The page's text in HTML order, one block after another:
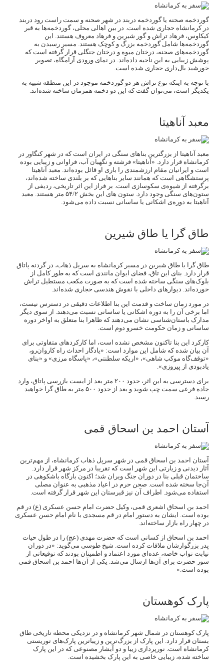
گوردخمه صحنه یا گوردخمه دربند در شهر صحنه و سمت راست رود دربند
در کرمانشاه حجاری شده است. در بین اهالی محلی، گوردخمه‌ها به قبر
کیکاوس، فرهاد تراش و گور شیرین و فرهاد معروف هستند. این
گوردخمه‌ها شامل گوردخمه بزرگ و کوچک هستند. مسیر رسیدن به
گوردخمه‌های صحنه، درختان میوه و درختان جنگلی قرار گرفته است که
پوشش زیبایی به این ناحیه داده‌اند. در نمای ورودی آرامگاه، تصویر
خورشید بال‌داری حجاری شده است.
با توجه به اینکه نوع تراش هر دو گوردخمه موجود در این منطقه شبیه به
یکدیگر است، می‌توان گفت که این دو دخمه همزمان ساخته شده‌اند.
معبد آناهیتا
معبد آناهیتا از بزرگترین بناهای سنگی در ایران است که در شهر کنگاور در
کرمانشاه قرار دارد. «آناهیتا» فرشته و نگهبان آب، فراوانی و زیبایی بوده
است و ایرانیان مقام ارزشمندی را باری او قائل بوده‌اند. معبد آناهیتا
پرستشگاهی است که همانند سایر بناهایی که بر بلندی ساخته شده‌اند،
برگرفته از شیوه‌ی سکوسازی است. بر فراز این اثر تاریخی، ردیفی از
ستون‌های سنگی وجود دارد. ستون های این بخش ۵۴/۲ متر هستند. معبد
آناهیتا به دوره‌ی اشکانی یا ساسانی نسبت داده می‌شود.
طاق گرا یا طاق شیرین
طاق گرا یا طاق شیرین در مسیر کرمانشاه به سرپل ذهاب، در گردنه پاتاق
قرار دارد. بنای این تاق، فضای ایوان مانندی است که به طور کامل از
بلوک‌های سنگی ساخته شده است که به صورت مکعب مستطیل تراش
خورده‌اند. دیوارهای داخلی با نقوش هندسی حجاری شده‌اند.
در مورد زمان ساخت و قدمت این بنا اطلاعات دقیقی در دسترس نیست،
اما برخی آن را به دوره اشکانی یا ساسانی نسبت می‌دهند. از سوی دیگر
مدارک باستان‌شناسی نشان می‌دهند که ظاهرا بنا متعلق به اواخر دوره
ساسانی و زمان حکومت خسرو دوم است.
کارکرد این بنا تاکنون مشخص نشده است، اما کارکردهای متفاوتی برای
آن بیان شده که شامل این موارد است: «یادگار احداث راه کاروان‌رو،
«توقف‌گاه موکب شاهی»، «اریکه سلطنتی»، «پاسگاه مرزی» و «بنای
یادبودی از پیروزی».
برای دسترسی به این اثر، حدود ۲۰۰ متر بعد از ایست بازرسی پاتاق، وارد
جاده فرعی سمت چپ شوید و بعد از حدود ۵۰۰ متر به طاق گرا خواهید
رسید.
آستان احمد بن اسحاق قمی
آستان احمد بن اسحاق قمی در شهر سرپل ذهاب کرمانشاه، از مهم‌ترین
آثار دیدنی و زیارتی این شهر است که تقریبا در مرکز شهر قرار دارد.
ساختمان قبلی بنا در دوران جنگ ویران شد؛ اکنون بارگاه باشکوهی در
آن‌جا سخته شده است. صحن حرم در اعیاد مذهبی به عنوان مصلی
استفاده می‌شود. اطراف آن نیز قبرستان این شهر قرار گرفته است.
احمد بن اسحاق اشعری قمی، وکیل حضرت امام حسن عسکری (ع) در قم
بوده است. ایشان به دستور امام در قم مسجدی با نام امام حسن عسکری
در چهار راه بازار ساخته‌اند.
احمد بن اسحاق از کسانی است که حضرت مهدی (عج) را در طول حیات
پدر بزرگوارشان ملاقات کرده است. شیخ طوسی می‌گوید: «در دوران
نیابت نواب خاصه، عده‌ای مورد اعتماد و اطمینان بودند که توقیعاتی از
سور حضرت برای آن‌ها ارسال ‌می‌شد. یکی از آن‌ها احمد بن اسحاق قمی
بوده است.»
پارک کوهستان
پارک کوهستان در شمال شهر کرمانشاه و در نزدیکی محطه تاریخی طاق
بستان قرار دارد. این پارک از بزرگ‌ترین و زیباترین پارک‌های توریستی
کرمانشاه است. نورپردازی زیبا و دو آبشار مصنوعی که در این پارک
ساخته شده، زیبایی خاصی به این پارک بخشیده است.